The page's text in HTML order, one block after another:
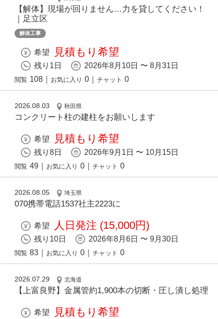
【解体】現場が回りません…力を貸してください！
｜足立区
解体工事
希望 見積もり希望
残り1日 2026年8月10日 〜 8月31日
閲覧 108 お気に入り 0 チャット 0
2026.08.03 秋田県
コンクリート柱の建柱をお願いします
希望 見積もり希望
残り8日 2026年9月1日 〜 10月15日
閲覧 49 お気に入り 0 チャット 0
2026.08.05 埼玉県
070携帯電話1537社主2223に
希望 人日発注 (15,000円)
残り10日 2026年8月6日 〜 9月30日
閲覧 83 お気に入り 0 チャット 0
2026.07.29 北海道
【上富良野】金属管約1,900本の切断・圧し潰し処理
希望 見積もり希望